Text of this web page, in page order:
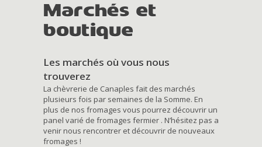
Marchés et
boutique
Les marchés où vous nous
trouverez
La chèvrerie de Canaples fait des marchés
plusieurs fois par semaines de la Somme. En
plus de nos fromages vous pourrez découvrir un
panel varié de fromages fermier . N’hésitez pas a
venir nous rencontrer et découvrir de nouveaux
fromages !